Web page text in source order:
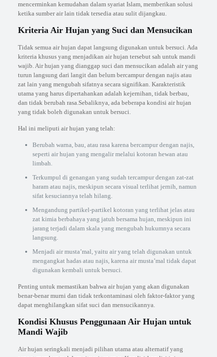
mencerminkan kemudahan dalam syariat Islam, memberikan solusi
ketika sumber air lain tidak tersedia atau sulit dijangkau.
Kriteria Air Hujan yang Suci dan Mensucikan
Tidak semua air hujan dapat langsung digunakan untuk bersuci. Ada
kriteria khusus yang menjadikan air hujan tersebut sah untuk mandi
wajib. Air hujan yang dianggap suci dan mensucikan adalah air yang
turun langsung dari langit dan belum bercampur dengan najis atau
zat lain yang mengubah sifatnya secara signifikan. Karakteristik
utama yang harus dipertahankan adalah kejernihan, tidak berbau,
dan tidak berubah rasa.Sebaliknya, ada beberapa kondisi air hujan
yang tidak boleh digunakan untuk bersuci.
Hal ini meliputi air hujan yang telah:
Berubah warna, bau, atau rasa karena bercampur dengan najis,
seperti air hujan yang mengalir melalui kotoran hewan atau
limbah.
Terkumpul di genangan yang sudah tercampur dengan zat-zat
haram atau najis, meskipun secara visual terlihat jernih, namun
sifat kesuciannya telah hilang.
Mengandung partikel-partikel kotoran yang terlihat jelas atau
zat kimia berbahaya yang jatuh bersama hujan, meskipun ini
jarang terjadi dalam skala yang mengubah hukumnya secara
langsung.
Menjadi air musta’mal, yaitu air yang telah digunakan untuk
mengangkat hadas atau najis, karena air musta’mal tidak dapat
digunakan kembali untuk bersuci.
Penting untuk memastikan bahwa air hujan yang akan digunakan
benar-benar murni dan tidak terkontaminasi oleh faktor-faktor yang
dapat menghilangkan sifat suci dan mensucikannya.
Kondisi Khusus Penggunaan Air Hujan untuk
Mandi Wajib
Air hujan seringkali menjadi pilihan utama atau alternatif yang